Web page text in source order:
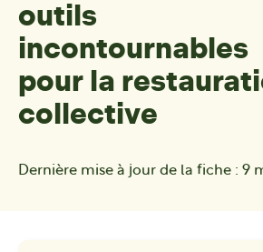
outils
incontournables
pour la
collective
Dernière mise à jour de la fiche : 9